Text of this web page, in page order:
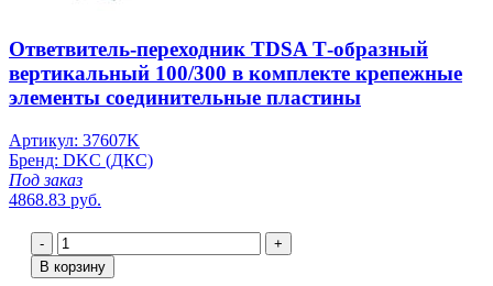
Ответвитель-переходник TDSA Т-образный
вертикальный 100/300 в комплекте крепежные
элементы соединительные пластины
Артикул: 37607K
Бренд: DKC (ДКС)
Под заказ
4868.83 руб.
-
+
В корзину